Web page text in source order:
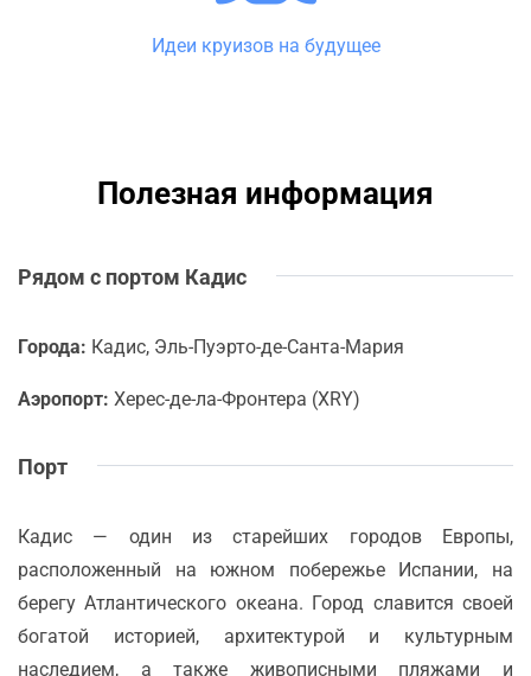
Идеи круизов на будущее
Полезная информация
Рядом с портом Кадис
Города: Кадис, Эль-Пуэрто-де-Санта-Мария
Аэропорт: Херес-де-ла-Фронтера (XRY)
Порт
Кадис — один из старейших городов Европы,
расположенный на южном побережье Испании, на
берегу Атлантического океана. Город славится своей
богатой историей, архитектурой и культурным
наследием, а также живописными пляжами и